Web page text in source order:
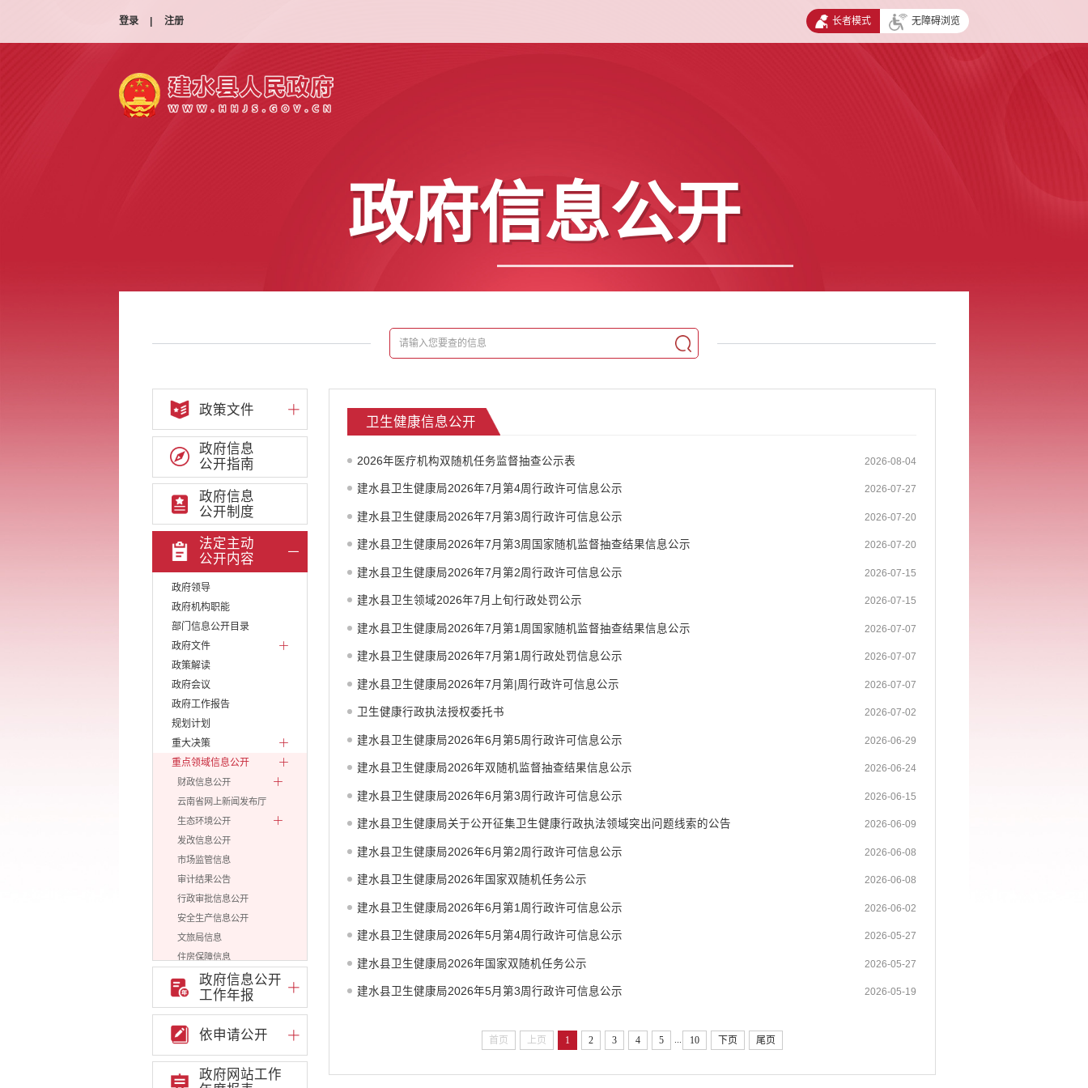
登录 注册 长者模式 无障碍浏览
政府信息公开
政策文件
政府信息
公开指南
政府信息
公开制度
法定主动
公开内容
政府领导
政府机构职能
部门信息公开目录
政府文件
政策解读
政府会议
政府工作报告
规划计划
重大决策
重点领域信息公开
财政信息公开
云南省网上新闻发布厅
生态环境公开
发改信息公开
市场监管信息
审计结果公告
行政审批信息公开
安全生产信息公开
文旅局信息
住房保障信息
民政信息公开
教育体育信息公开
自然资源政务公开
就业创业
卫生健康信息公开
政府网站和政务新媒体普
查
政府信息公开
工作年报
依申请公开
政府网站工作
卫生健康信息公开
2026年医疗机构双随机任务监督抽查公示表 2026-08-04
建水县卫生健康局2026年7月第4周行政许可信息公示 2026-07-27
建水县卫生健康局2026年7月第3周行政许可信息公示 2026-07-20
建水县卫生健康局2026年7月第3周国家随机监督抽查结果信息公示 2026-07-20
建水县卫生健康局2026年7月第2周行政许可信息公示 2026-07-15
建水县卫生领域2026年7月上旬行政处罚公示 2026-07-15
建水县卫生健康局2026年7月第1周国家随机监督抽查结果信息公示 2026-07-07
建水县卫生健康局2026年7月第1周行政处罚信息公示 2026-07-07
建水县卫生健康局2026年7月第|周行政许可信息公示 2026-07-07
卫生健康行政执法授权委托书 2026-07-02
建水县卫生健康局2026年6月第5周行政许可信息公示 2026-06-29
建水县卫生健康局2026年双随机监督抽查结果信息公示 2026-06-24
建水县卫生健康局2026年6月第3周行政许可信息公示 2026-06-15
建水县卫生健康局关于公开征集卫生健康行政执法领域突出问题线索的公告 2026-06-09
建水县卫生健康局2026年6月第2周行政许可信息公示 2026-06-08
建水县卫生健康局2026年国家双随机任务公示 2026-06-08
建水县卫生健康局2026年6月第1周行政许可信息公示 2026-06-02
建水县卫生健康局2026年5月第4周行政许可信息公示 2026-05-27
建水县卫生健康局2026年国家双随机任务公示 2026-05-27
建水县卫生健康局2026年5月第3周行政许可信息公示 2026-05-19
首页 上页 1 2 3 4 5 ... 10 下页 尾页